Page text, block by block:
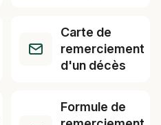
Carte de
remerciement
d'un décès
Formule de